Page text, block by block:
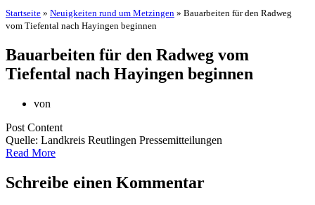
Startseite » Neuigkeiten rund um Metzingen » Bauarbeiten für den Radweg
vom Tiefental nach Hayingen beginnen
Bauarbeiten für den Radweg vom
Tiefental nach Hayingen beginnen
von
Post Content
Quelle: Landkreis Reutlingen Pressemitteilungen
Read More
Schreibe einen Kommentar